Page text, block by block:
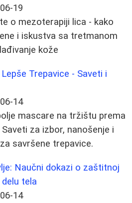
19
o mezoterapiji lica - kako
i iskustva sa tretmanom
kože
Trepavice - Saveti i
14
mascare na tržištu prema
za izbor, nanošenje i
savršene trepavice.
Naučni dokazi o zaštitnoj
tela
14